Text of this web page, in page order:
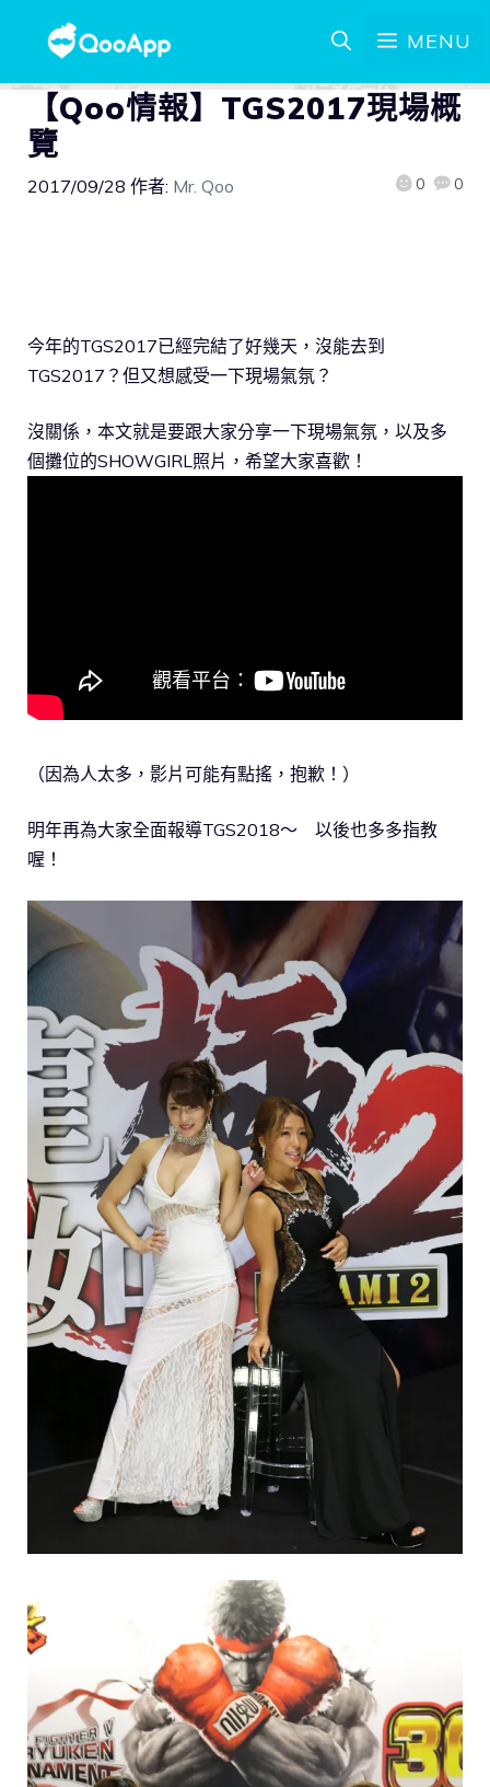
MENU
【Qoo情報】TGS2017現場概
覽
2017/09/28 作者: Mr. Qoo 0 0
今年的TGS2017已經完結了好幾天，沒能去到
TGS2017？但又想感受一下現場氣氛？
沒關係，本文就是要跟大家分享一下現場氣氛，以及多
個攤位的SHOWGIRL照片，希望大家喜歡！
（因為人太多，影片可能有點搖，抱歉！）
明年再為大家全面報導TGS2018～ 以後也多多指教
喔！